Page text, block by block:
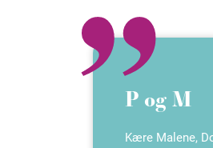
P og M
Kære Malene,